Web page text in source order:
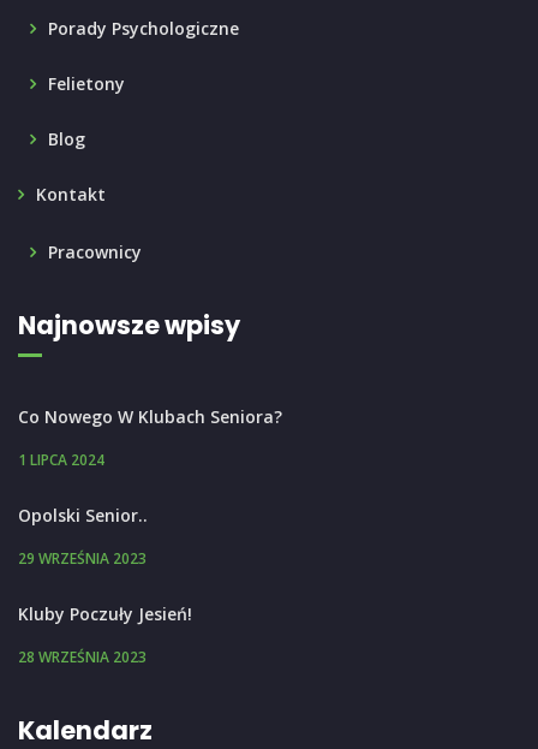
Porady Psychologiczne
Felietony
Blog
Kontakt
Pracownicy
Najnowsze wpisy
Co Nowego W Klubach Seniora?
1 LIPCA 2024
Opolski Senior..
29 WRZEŚNIA 2023
Kluby Poczuły Jesień!
28 WRZEŚNIA 2023
Kalendarz